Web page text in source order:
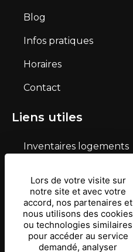
Blog
Infos pratiques
Horaires
Contact
Liens utiles
Inventaires logements
Conditions d’utilisation
Protection des données
Gestion des cookies
Lors de votre visite sur
notre site et avec votre
accord, nos partenaires et
nous utilisons des cookies
ou technologies similaires
pour accéder au service
demandé, analyser